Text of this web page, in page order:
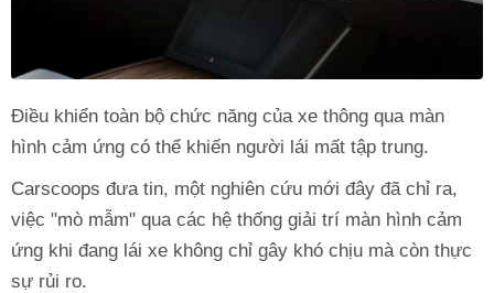
Điều khiển toàn bộ chức năng của xe thông qua màn
hình cảm ứng có thể khiến người lái mất tập trung.
Carscoops đưa tin, một nghiên cứu mới đây đã chỉ ra,
việc "mò mẫm" qua các hệ thống giải trí màn hình cảm
ứng khi đang lái xe không chỉ gây khó chịu mà còn thực
sự rủi ro.